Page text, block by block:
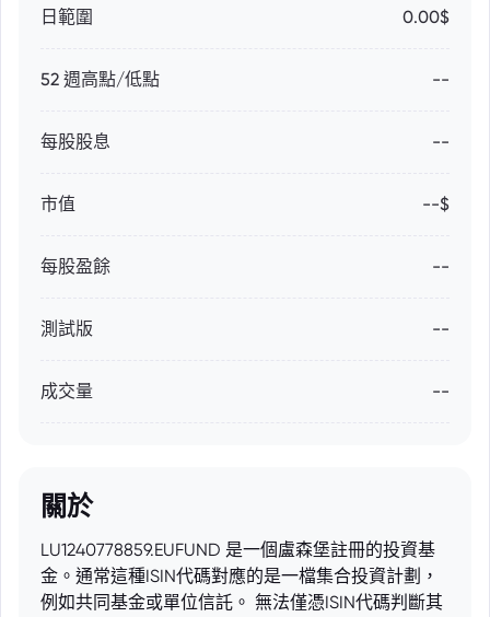
日範圍 0.00$
52 週高點/低點 --
每股股息 --
市值 --$
每股盈餘 --
測試版 --
成交量 --
關於
LU1240778859.EUFUND 是一個盧森堡註冊的投資基
金。通常這種ISIN代碼對應的是一檔集合投資計劃，
例如共同基金或單位信託。 無法僅憑ISIN代碼判斷其